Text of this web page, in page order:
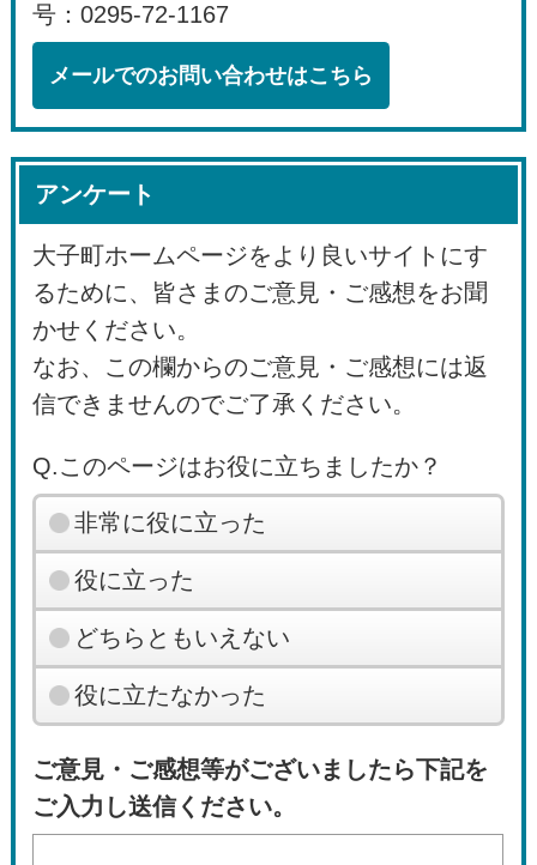
号：0295-72-1167
メールでのお問い合わせはこちら
アンケート
大子町ホームページをより良いサイトにす
るために、皆さまのご意見・ご感想をお聞
かせください。
なお、この欄からのご意見・ご感想には返
信できませんのでご了承ください。
Q.このページはお役に立ちましたか？
非常に役に立った
役に立った
どちらともいえない
役に立たなかった
ご意見・ご感想等がございましたら下記を
ご入力し送信ください。